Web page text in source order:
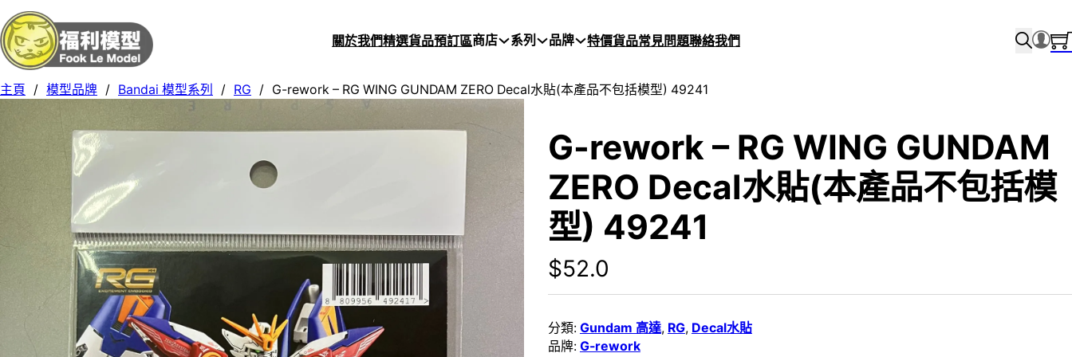
關於我們精選貨品預訂區商店 系列 品牌 特價貨品常見問題聯絡我們
主頁 / 模型品牌 / Bandai 模型系列 / RG / G-rework – RG WING GUNDAM ZERO Decal水貼(本產品不包括模型) 49241
G-rework – RG WING GUNDAM
ZERO Decal水貼(本產品不包括模
型) 49241
$52.0
分類: Gundam 高達, RG, Decal水貼
品牌: G-rework